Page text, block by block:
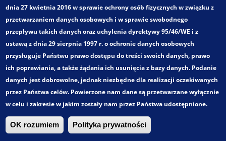
dnia 27 kwietnia 2016 w sprawie ochrony osób fizycznych w związku z
przetwarzaniem danych osobowych i w sprawie swobodnego
przepływu takich danych oraz uchylenia dyrektywy 95/46/WE i z
ustawą z dnia 29 sierpnia 1997 r. o ochronie danych osobowych
przysługuje Państwu prawo dostępu do treści swoich danych, prawo
ich poprawiania, a także żądania ich usunięcia z bazy danych. Podanie
danych jest dobrowolne, jednak niezbędne dla realizacji oczekiwanych
przez Państwa celów. Powierzone nam dane są przetwarzane wyłącznie
w celu i zakresie w jakim zostały nam przez Państwa udostępnione.
OK rozumiem Polityka prywatności